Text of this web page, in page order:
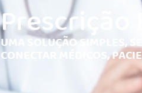
UMA SOLUÇÃO SIMPLES,
CONECTAR MÉDICOS,